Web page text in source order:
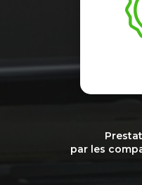
par les